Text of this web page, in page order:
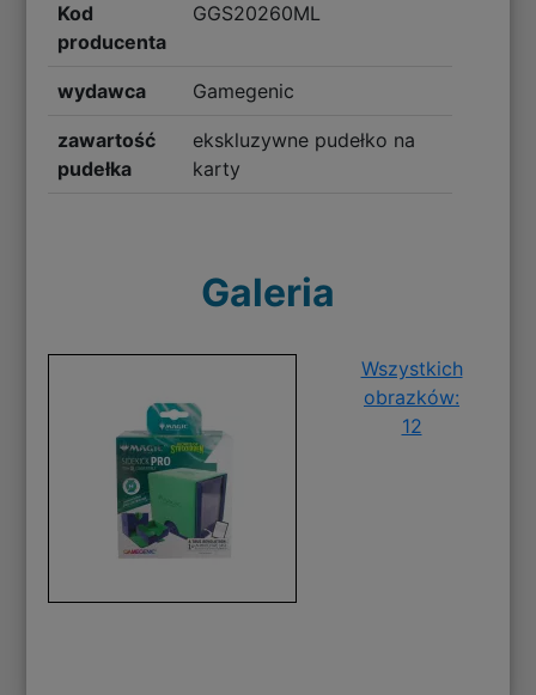
Kod
producenta
GGS20260ML
wydawca Gamegenic
zawartość
pudełka
ekskluzywne pudełko na
karty
Galeria
Wszystkich
obrazków:
12